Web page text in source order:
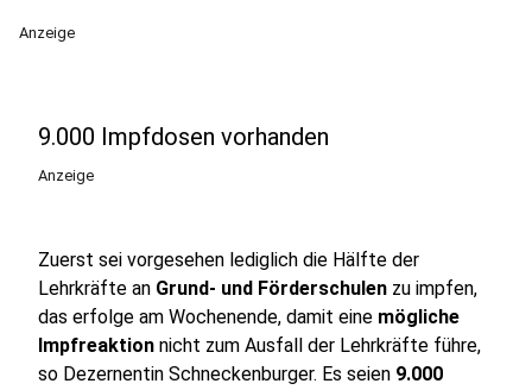
Anzeige
9.000 Impfdosen vorhanden
Anzeige
Zuerst sei vorgesehen lediglich die Hälfte der
Lehrkräfte an Grund- und Förderschulen zu impfen,
das erfolge am Wochenende, damit eine mögliche
Impfreaktion nicht zum Ausfall der Lehrkräfte führe,
so Dezernentin Schneckenburger. Es seien 9.000